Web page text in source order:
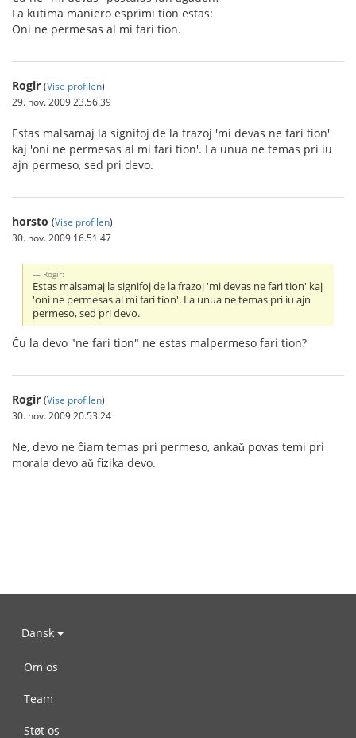
La kutima maniero esprimi tion estas:
Oni ne permesas al mi fari tion.
Rogir (Vise profilen)
29. nov. 2009 23.56.39
Estas malsamaj la signifoj de la frazoj 'mi devas ne fari tion'
kaj 'oni ne permesas al mi fari tion'. La unua ne temas pri iu
ajn permeso, sed pri devo.
horsto (Vise profilen)
30. nov. 2009 16.51.47
Rogir:
Estas malsamaj la signifoj de la frazoj 'mi devas ne fari tion' kaj
'oni ne permesas al mi fari tion'. La unua ne temas pri iu ajn
permeso, sed pri devo.
Ĉu la devo "ne fari tion" ne estas malpermeso fari tion?
Rogir (Vise profilen)
30. nov. 2009 20.53.24
Ne, devo ne ĉiam temas pri permeso, ankaǔ povas temi pri
morala devo aǔ fizika devo.
Dansk
Om os
Team
Støt os